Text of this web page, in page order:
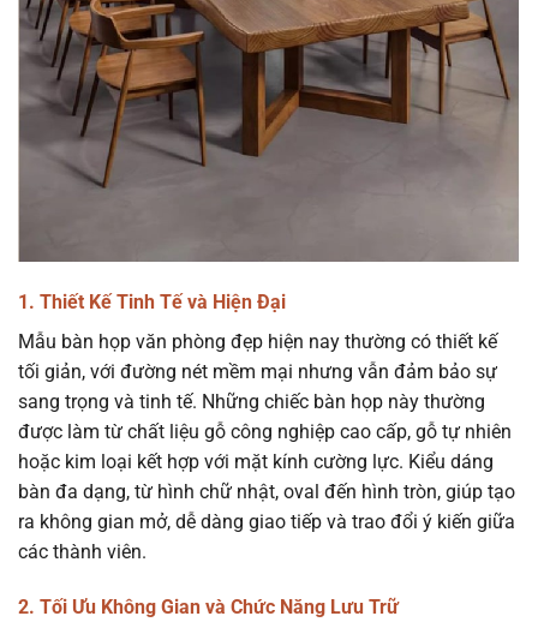
1. Thiết Kế Tinh Tế và Hiện Đại
Mẫu bàn họp văn phòng đẹp hiện nay thường có thiết kế
tối giản, với đường nét mềm mại nhưng vẫn đảm bảo sự
sang trọng và tinh tế. Những chiếc bàn họp này thường
được làm từ chất liệu gỗ công nghiệp cao cấp, gỗ tự nhiên
hoặc kim loại kết hợp với mặt kính cường lực. Kiểu dáng
bàn đa dạng, từ hình chữ nhật, oval đến hình tròn, giúp tạo
ra không gian mở, dễ dàng giao tiếp và trao đổi ý kiến giữa
các thành viên.
2. Tối Ưu Không Gian và Chức Năng Lưu Trữ